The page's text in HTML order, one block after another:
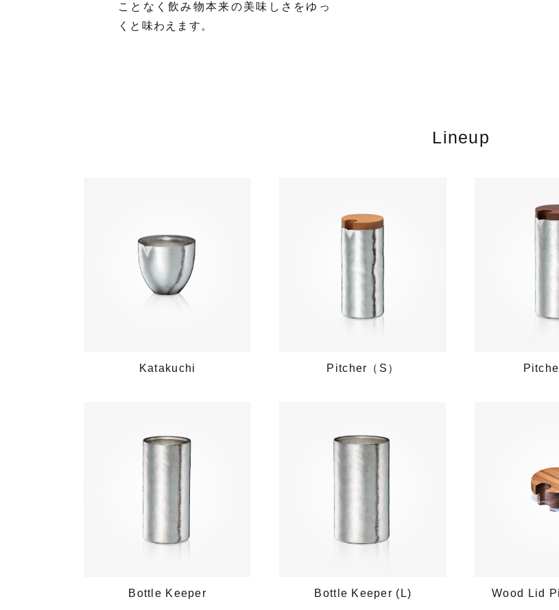
ことなく飲み物本来の美味しさをゆっ
くと味わえます。
Lineup
Katakuchi Pitcher（S）
Bottle Keeper Bottle Keeper (L) Wood Lid